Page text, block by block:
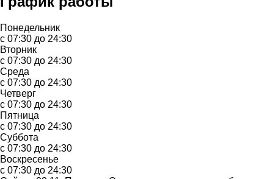
Понедельник
с 07:30 до 24:30
Вторник
с 07:30 до 24:30
Среда
с 07:30 до 24:30
Четверг
с 07:30 до 24:30
Пятница
с 07:30 до 24:30
Суббота
с 07:30 до 24:30
Воскресенье
с 07:30 до 24:30